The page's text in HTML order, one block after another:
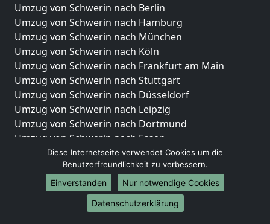
Umzug von Schwerin nach Berlin
Umzug von Schwerin nach Hamburg
Umzug von Schwerin nach München
Umzug von Schwerin nach Köln
Umzug von Schwerin nach Frankfurt am Main
Umzug von Schwerin nach Stuttgart
Umzug von Schwerin nach Düsseldorf
Umzug von Schwerin nach Leipzig
Umzug von Schwerin nach Dortmund
Umzug von Schwerin nach Essen
Umzug von Schwerin nach Bremen
Umzug von Schwerin nach Dresden
Umzug von Schwerin nach Hannover
Umzug von Schwerin nach Nürnberg
Umzug von Schwerin nach Duisburg
Diese Internetseite verwendet Cookies um die
Benutzerfreundlichkeit zu verbessern.
Einverstanden
Nur notwendige Cookies
Datenschutzerklärung